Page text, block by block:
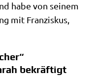
habe von sei­nem
mit Fran­zis­kus,
bekräftigt